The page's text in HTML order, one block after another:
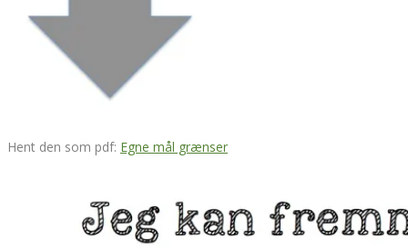
Hent den som pdf: Egne mål grænser